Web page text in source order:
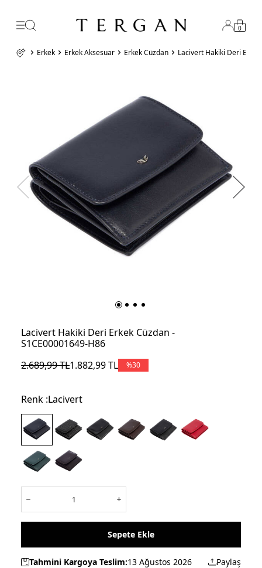
0
Erkek Erkek Aksesuar Erkek Cüzdan Lacivert Hakiki Deri
Lacivert Hakiki Deri Erkek Cüzdan -
S1CE00001649-H86
2.689,99TL1.882,99TL %30
Renk :Lacivert
Sepete Ekle
Tahmini Kargoya Teslim:13 Ağustos 2026 Paylaş